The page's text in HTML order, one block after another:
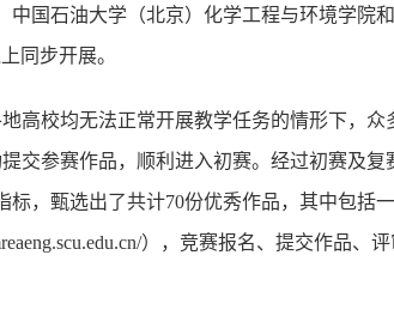
国石油大学（北京）化学工程与环境学院
同步开展。
高校均无法正常开展教学任务的情形下，众
交参赛作品，顺利进入初赛。经过初赛及
，甄选出了共计70份优秀作品，其中包括
），竞赛报名、提交作品、